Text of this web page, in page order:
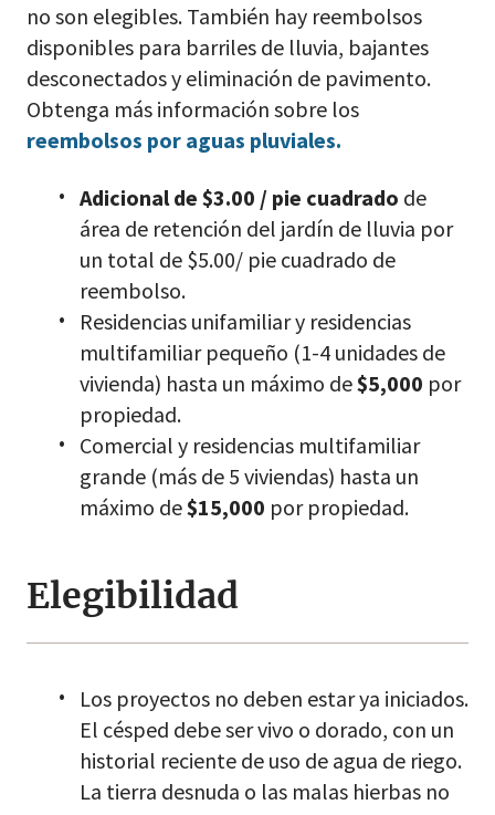
no son elegibles. También hay reembolsos
disponibles para barriles de lluvia, bajantes
desconectados y eliminación de pavimento.
Obtenga más información sobre los
reembolsos por aguas pluviales.
Adicional de $3.00 / pie cuadrado de
área de retención del jardín de lluvia por
un total de $5.00/ pie cuadrado de
reembolso.
Residencias unifamiliar y residencias
multifamiliar pequeño (1-4 unidades de
vivienda) hasta un máximo de$5,000 por
propiedad.
Comercial y residencias multifamiliar
grande (más de 5 viviendas) hasta un
máximo de$15,000 por propiedad.
Elegibilidad
Los proyectos no deben estar ya iniciados.
El césped debe ser vivo o dorado, con un
historial reciente de uso de agua de riego.
La tierra desnuda o las malas hierbas no